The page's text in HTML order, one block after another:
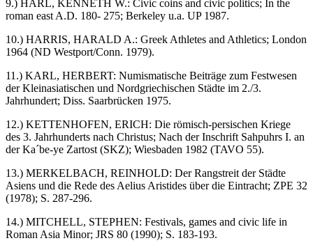
9.) HARL, KENNETH W.: Civic coins and civic politics; In the
roman east A.D. 180- 275; Berkeley u.a. UP 1987.
10.) HARRIS, HARALD A.: Greek Athletes and Athletics; London
1964 (ND Westport/Conn. 1979).
11.) KARL, HERBERT: Numismatische Beiträge zum Festwesen
der Kleinasiatischen und Nordgriechischen Städte im 2./3.
Jahrhundert; Diss. Saarbrücken 1975.
12.) KETTENHOFEN, ERICH: Die römisch-persischen Kriege
des 3. Jahrhunderts nach Christus; Nach der Inschrift Sahpuhrs I. an
der Ka´be-ye Zartost (SKZ); Wiesbaden 1982 (TAVO 55).
13.) MERKELBACH, REINHOLD: Der Rangstreit der Städte
Asiens und die Rede des Aelius Aristides über die Eintracht; ZPE 32
(1978); S. 287-296.
14.) MITCHELL, STEPHEN: Festivals, games and civic life in
Roman Asia Minor; JRS 80 (1990); S. 183-193.